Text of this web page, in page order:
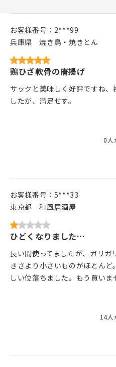
お客様番号： 2***99
兵庫県
焼き鳥・焼きとん
鶏ひざ軟骨の唐揚げ
サックと美味しく好評ですね
したが、満足せす。
0人
お客様番号： 5***33
東京都
和風居酒屋
ひどくなりました…
長い間使ってましたが、ガリ
きさより小さいものがほとん
しい位落ちました。もう買いま
14人